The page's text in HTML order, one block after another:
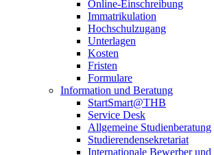
Online-Einschreibung
Immatrikulation
Hochschulzugang
Unterlagen
Kosten
Fristen
Formulare
Information und Beratung
StartSmart@THB
Service Desk
Allgemeine Studienberatung
Studierendensekretariat
Internationale Bewerber und